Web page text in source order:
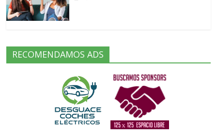
RECOMENDAMOS ADS